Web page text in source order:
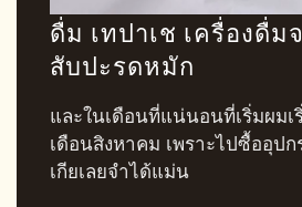
ดื่ม เทปาเช เครื่องดื่ม
สับปะรดหมัก
และในเดือนที่แน่นอนที่เริ่มผมเ
เดือนสิงหาคม เพราะไปซื้ออุป
เกียเลยจำได้แม่น